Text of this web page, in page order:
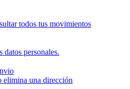
todos tus movimientos
datos personales.
elimina una dirección